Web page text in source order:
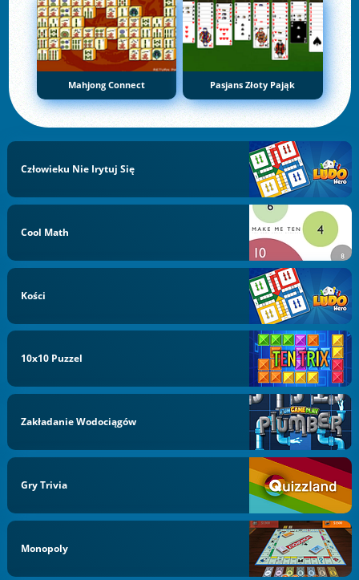
Mahjong Connect Pasjans Złoty Pająk
Człowieku Nie Irytuj Się
Cool Math
Kości
10x10 Puzzel
Zakładanie Wodociągów
Gry Trivia
Monopoly